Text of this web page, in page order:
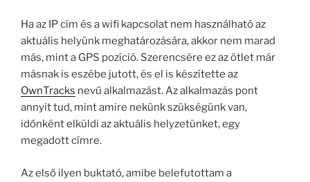
Ha az IP cím és a wifi kapcsolat nem használható az
aktuális helyünk meghatározására, akkor nem marad
más, mint a GPS pozíció. Szerencsére ez az ötlet már
másnak is eszébe jutott, és el is készítette az
OwnTracks nevű alkalmazást. Az alkalmazás pont
annyit tud, mint amire nekünk szükségünk van,
időnként elküldi az aktuális helyzetünket, egy
megadott címre.
Az első ilyen buktató, amibe belefutottam a